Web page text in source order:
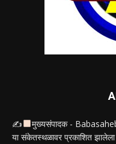
✍
मुख्यसंपादक -
या संकेतस्थळावर प्रकाशित